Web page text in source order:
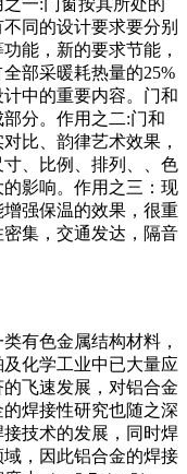
一:门窗按其所处的
同的设计要求要分别
能，新的要求节能，
部采暖耗热量的25%
中的重要内容。门和
分。作用之二:门和
比、韵律艺术效果，
、比例、排列、、色
影响。作用之三：现
强保温的效果，很重
集，交通发达，隔音
有色金属结构材料，
化学工业中已大量应
飞速发展，对铝合金
焊接性研究也随之深
技术的发展，同时焊
，因此铝合金的焊接